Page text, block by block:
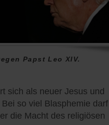
Papst Leo XIV.
sich als neuer Jesus und
so viel Blasphemie
die Macht des religiösen